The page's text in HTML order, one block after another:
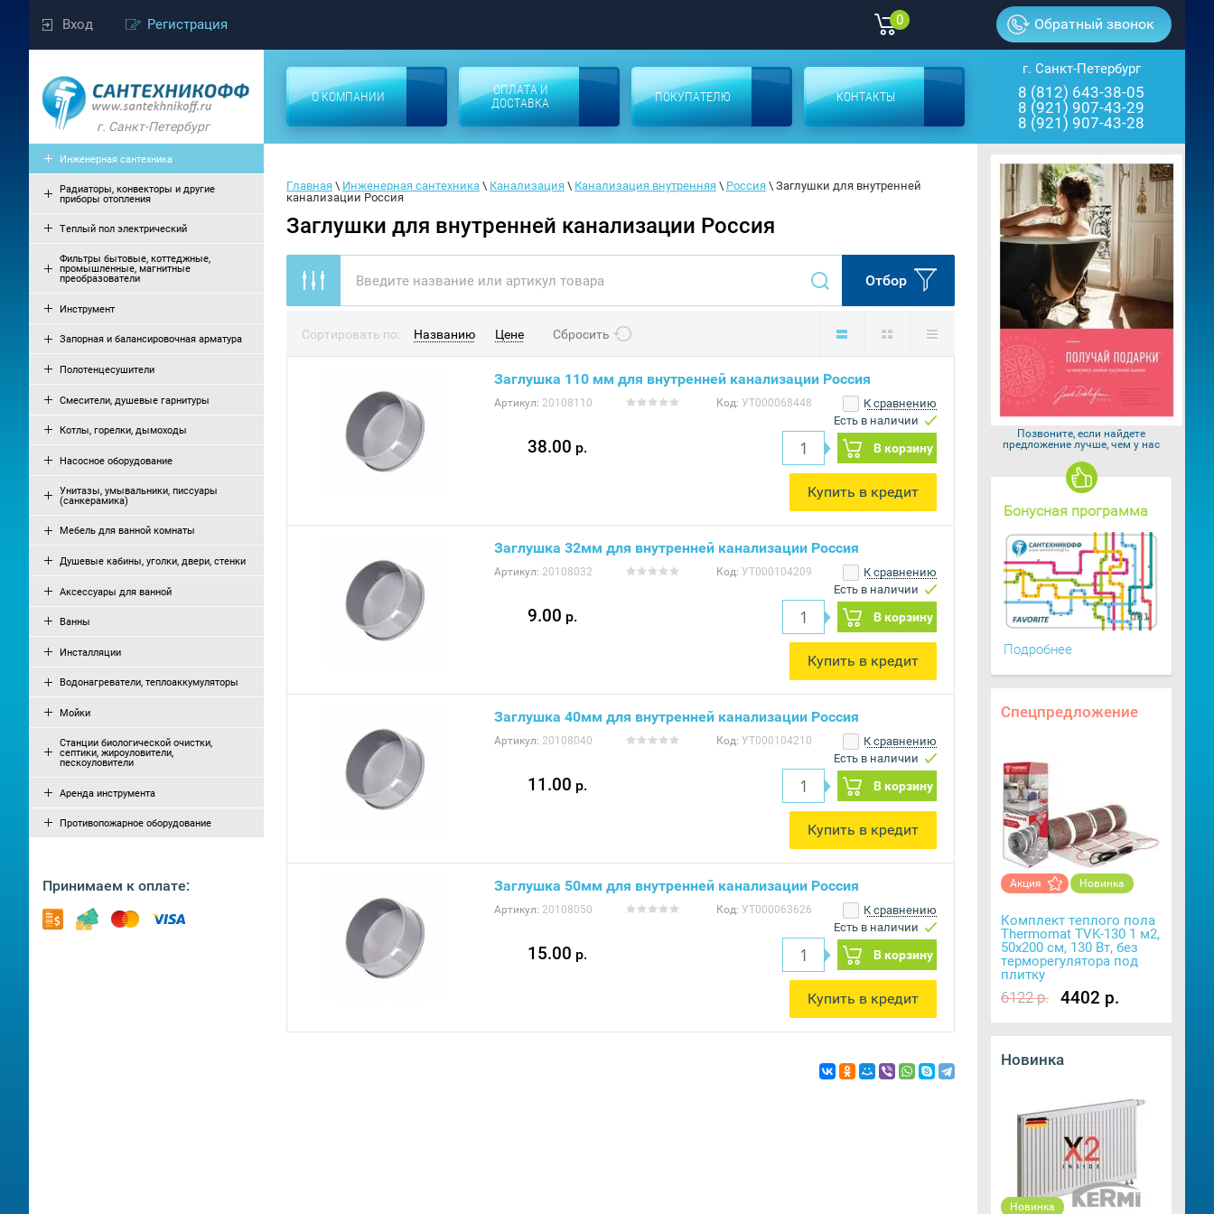
Вход Регистрация 0 Обратный звонок
г. Санкт-Петербург
О КОМПАНИИ
ОПЛАТА И
ДОСТАВКА
ПОКУПАТЕЛЮ КОНТАКТЫ
г. Санкт-Петербург
8 (812) 643-38-05
8 (921) 907-43-29
8 (921) 907-43-28
Инженерная сантехника
Радиаторы, конвекторы и другие
приборы отопления
Теплый пол электрический
Фильтры бытовые, коттеджные,
промышленные, магнитные
преобразователи
Инструмент
Запорная и балансировочная арматура
Полотенцесушители
Смесители, душевые гарнитуры
Котлы, горелки, дымоходы
Насосное оборудование
Унитазы, умывальники, писсуары
(санкерамика)
Мебель для ванной комнаты
Душевые кабины, уголки, двери, стенки
Аксессуары для ванной
Ванны
Инсталляции
Водонагреватели, теплоаккумуляторы
Мойки
Станции биологической очистки,
септики, жироуловители,
пескоуловители
Аренда инструмента
Противопожарное оборудование
Принимаем к оплате:
Позвоните, если найдете
предложение лучше, чем у нас
Бонусная программа
Подробнее
Спецпредложение
Акция Новинка
Комплект теплого пола
Thermomat TVK-130 1 м2,
50х200 см, 130 Вт, без
терморегулятора под
плитку
6122 р. 4402 р.
Новинка
Новинка
Главная \ Инженерная сантехника \ Канализация \ Канализация внутренняя \ Россия \ Заглушки для внутренней
канализации Россия
Заглушки для внутренней канализации Россия
Отбор
Сортировать по: Названию Цене Сбросить
Заглушка 110 мм для внутренней канализации Россия
Артикул: 20108110 Код: УТ000068448
К сравнению
Есть в наличии
38.00 р. В корзину
Купить в кредит
Заглушка 32мм для внутренней канализации Россия
Артикул: 20108032 Код: УТ000104209
К сравнению
Есть в наличии
9.00 р. В корзину
Купить в кредит
Заглушка 40мм для внутренней канализации Россия
Артикул: 20108040 Код: УТ000104210
К сравнению
Есть в наличии
11.00 р. В корзину
Купить в кредит
Заглушка 50мм для внутренней канализации Россия
Артикул: 20108050 Код: УТ000063626
К сравнению
Есть в наличии
15.00 р. В корзину
Купить в кредит